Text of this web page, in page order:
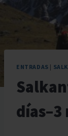
ENTRADAS |
días–3